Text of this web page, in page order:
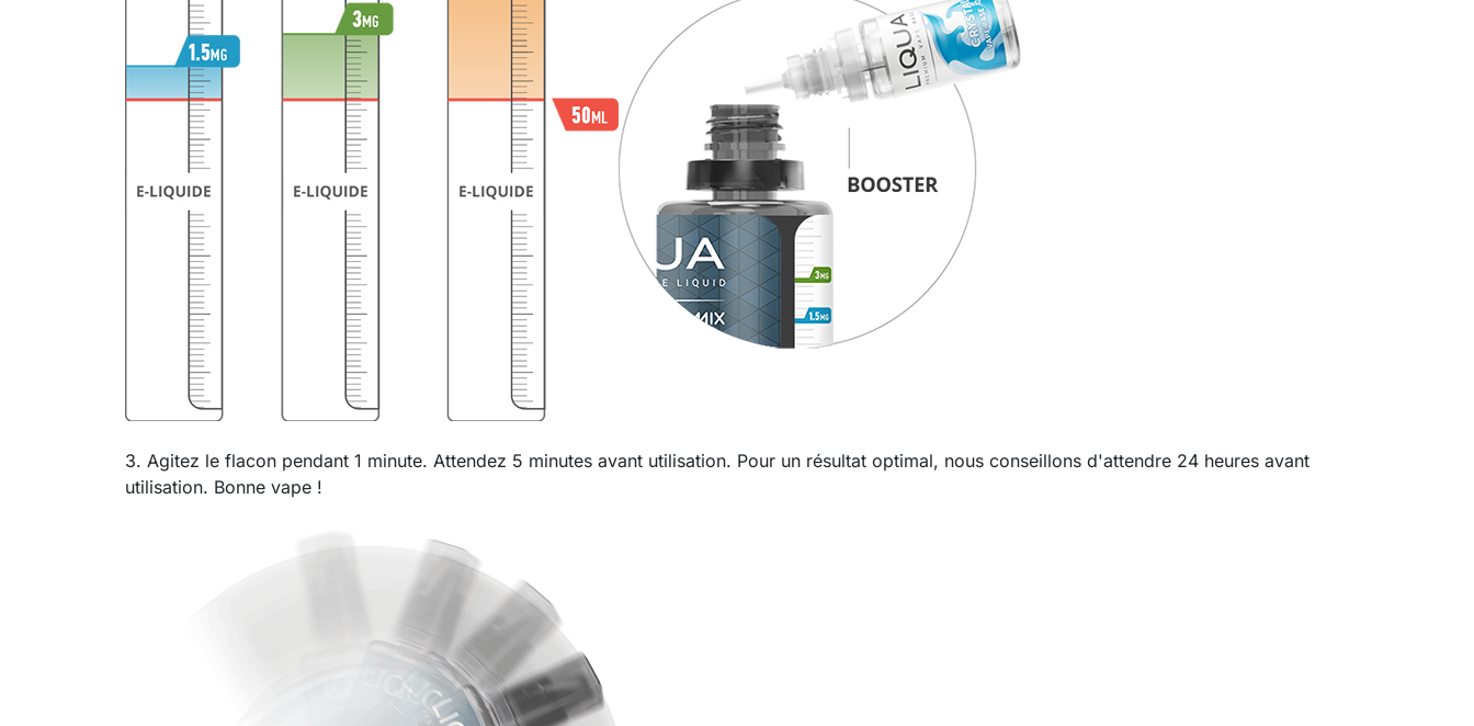
3. Agitez le flacon pendant 1 minute. Attendez 5 minutes avant utilisation. Pour un résultat optimal, nous conseillons d'attendre 24 heures avant
utilisation. Bonne vape !